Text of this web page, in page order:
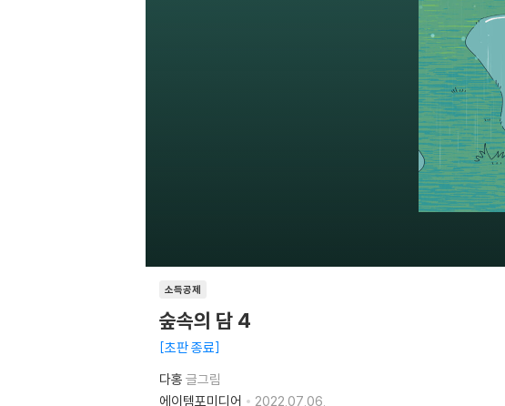
소득공제
숲속의 담 4
초판 종료
다홍 글그림
에이템포미디어
2022.07.06.